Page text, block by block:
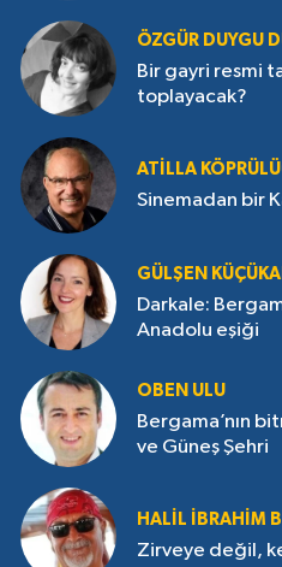
ÖZGÜR DUYGU
Bir gayri resmi
toplayacak?
ATILLA
Sinemadan bir
GÜLŞEN
Darkale:
Anadolu eşiği
OBEN ULU
Bergama’nın
ve Güneş Şehri
HALIL İBRAHIM
Zirveye değil,